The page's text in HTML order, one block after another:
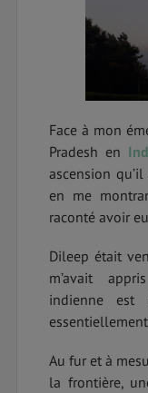
Face à mon
Pradesh en
ascension
en me
raconté avoir
Dileep était
m’avait
indienne est
Au fur et à
la frontière,